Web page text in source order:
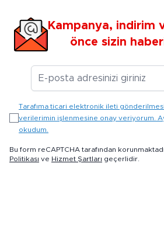
Kampanya, indirim
önce sizin
E-
Tarafıma ticari elektronik ileti
verilerimin işlenmesine onay veriyorum.
okudum.
Bu form reCAPTCHA tarafından
Politikası ve Hizmet Şartları geçerlidir.